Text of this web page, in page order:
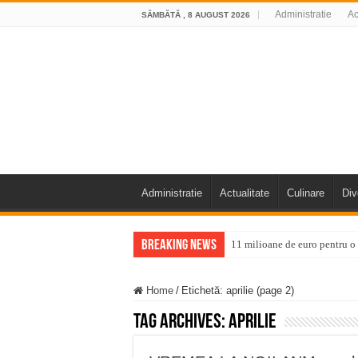
SÂMBĂTĂ , 8 AUGUST 2026 Administratie
Administratie Actualitate Culinare
Breaking News 11 milioane de euro pentru
Întreruperi temporare ale
ANUNŢ OPRIRE ANUNŢ
Home / Etichetă: aprilie (page 2)
Tag Archives:aprilie